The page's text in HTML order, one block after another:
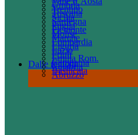
Dalle regioni
Abruzzo
Basilicata
Calabria
Campania
Emilia Rom.
Friuli
Lazio
Liguria
Lombardia
Marche
Molise
Piemonte
Puglia
Sardegna
Sicilia
Toscana
Trentino
Umbria